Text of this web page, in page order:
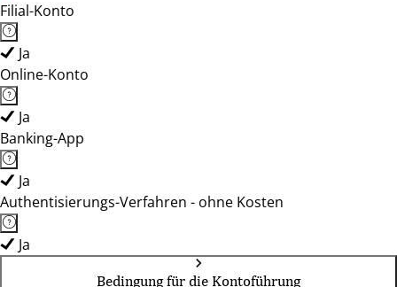
Filial-Konto
Ja
Online-Konto
Ja
Banking-App
Ja
Authentisierungs-Verfahren - ohne Kosten
Ja
Bedingung für die Kontoführung